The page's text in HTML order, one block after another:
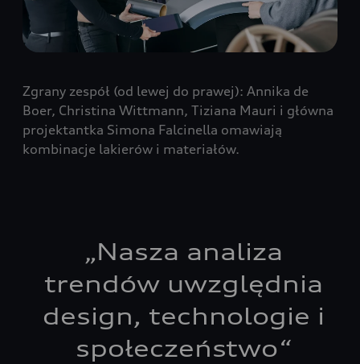
Zgrany zespół (od lewej do prawej): Annika de
Boer, Christina Wittmann, Tiziana Mauri i główna
projektantka Simona Falcinella omawiają
kombinacje lakierów i materiałów.
„Nasza analiza
trendów uwzględnia
design, technologie i
społeczeństwo“